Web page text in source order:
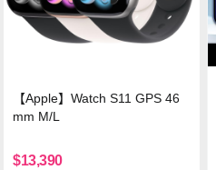
【Apple】Watch S11 GPS 46
mm M/L
$13,390